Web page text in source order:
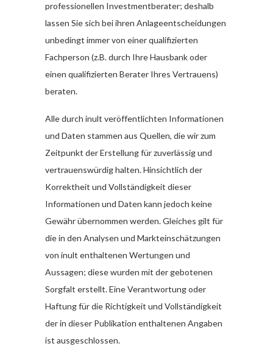
professionellen Investmentberater; deshalb
lassen Sie sich bei ihren Anlageentscheidungen
unbedingt immer von einer qualifizierten
Fachperson (z.B. durch Ihre Hausbank oder
einen qualifizierten Berater Ihres Vertrauens)
beraten.
Alle durch inult veröffentlichten Informationen
und Daten stammen aus Quellen, die wir zum
Zeitpunkt der Erstellung für zuverlässig und
vertrauenswürdig halten. Hinsichtlich der
Korrektheit und Vollständigkeit dieser
Informationen und Daten kann jedoch keine
Gewähr übernommen werden. Gleiches gilt für
die in den Analysen und Markteinschätzungen
von inult enthaltenen Wertungen und
Aussagen; diese wurden mit der gebotenen
Sorgfalt erstellt. Eine Verantwortung oder
Haftung für die Richtigkeit und Vollständigkeit
der in dieser Publikation enthaltenen Angaben
ist ausgeschlossen.